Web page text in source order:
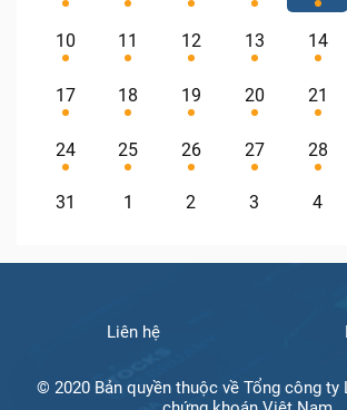
10 11 12 13 14
17 18 19 20 21
24 25 26 27 28
31 1 2 3 4
Liên hệ
© 2020 Bản quyền thuộc về Tổng công ty